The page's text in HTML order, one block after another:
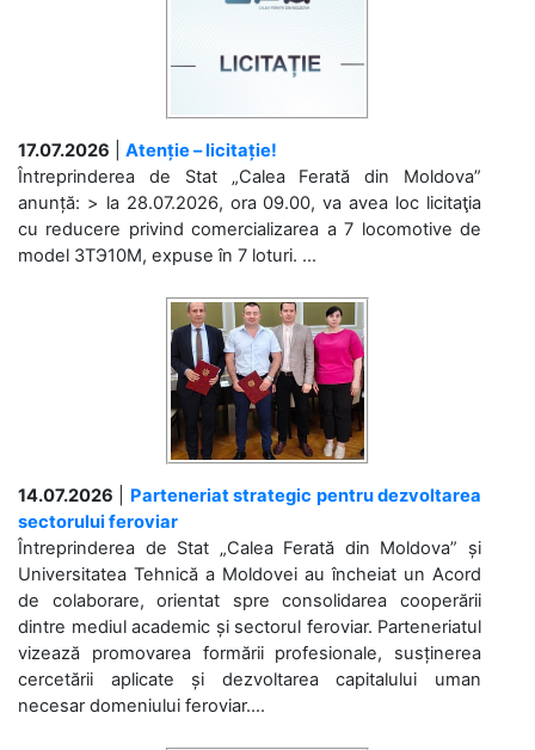
17.07.2026
Atenție – licitație!
Întreprinderea de Stat „Calea Ferată din Moldova”
anunță: > la 28.07.2026, ora 09.00, va avea loc licitaţia
cu reducere privind comercializarea a 7 locomotive de
model 3ТЭ10М, expuse în 7 loturi. ...
14.07.2026
Parteneriat strategic pentru dezvoltarea
sectorului feroviar
Întreprinderea de Stat „Calea Ferată din Moldova” și
Universitatea Tehnică a Moldovei au încheiat un Acord
de colaborare, orientat spre consolidarea cooperării
dintre mediul academic și sectorul feroviar. Parteneriatul
vizează promovarea formării profesionale, susținerea
cercetării aplicate și dezvoltarea capitalului uman
necesar domeniului feroviar....